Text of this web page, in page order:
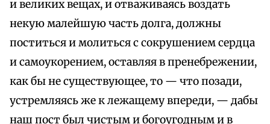
и великих вещах, и отваживаясь воздать
некую малейшую часть долга, должны
поститься и молиться с сокрушением сердца
и самоукорением, оставляя в пренебрежении,
как бы не существующее, то — что позади,
устремляясь же к лежащему впереди, — дабы
наш пост был чистым и богоугодным и в